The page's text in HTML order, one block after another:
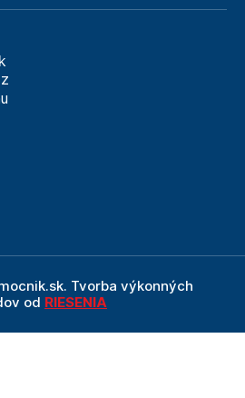
Tvorba výkonných
od RIESENIA